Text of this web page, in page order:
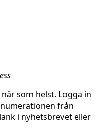
som helst. Logga in
från
i nyhetsbrevet eller